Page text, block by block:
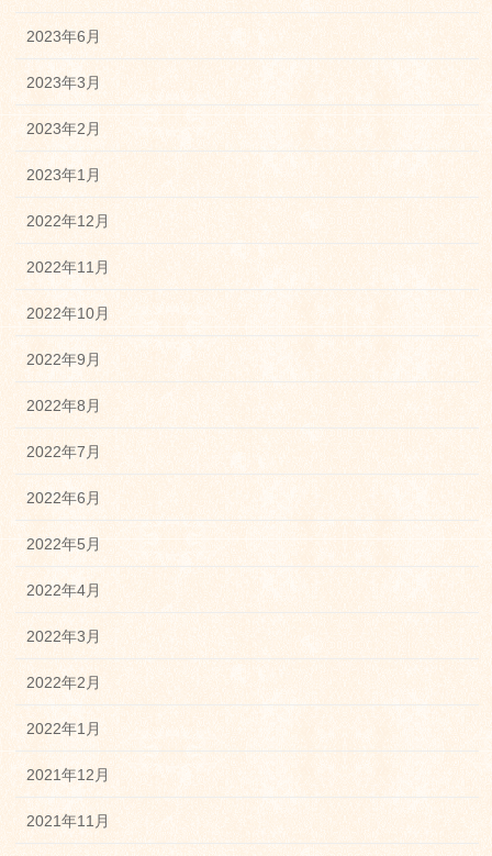
2023年6月
2023年3月
2023年2月
2023年1月
2022年12月
2022年11月
2022年10月
2022年9月
2022年8月
2022年7月
2022年6月
2022年5月
2022年4月
2022年3月
2022年2月
2022年1月
2021年12月
2021年11月